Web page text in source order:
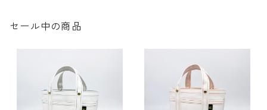
セール中の商品